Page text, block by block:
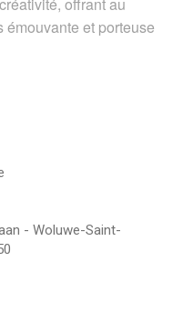
offrant au
et porteuse
- Woluwe-Saint-